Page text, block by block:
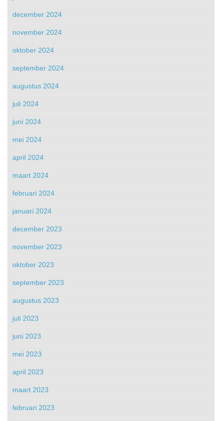
december 2024
november 2024
oktober 2024
september 2024
augustus 2024
juli 2024
juni 2024
mei 2024
april 2024
maart 2024
februari 2024
januari 2024
december 2023
november 2023
oktober 2023
september 2023
augustus 2023
juli 2023
juni 2023
mei 2023
april 2023
maart 2023
februari 2023